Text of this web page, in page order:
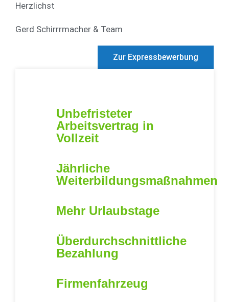
Herzlichst
Gerd Schirrrmacher & Team
Zur Expressbewerbung
Unbefristeter
Arbeitsvertrag in
Vollzeit
Jährliche
Weiterbildungsmaßnahmen
Mehr Urlaubstage
Überdurchschnittliche
Bezahlung
Firmenfahrzeug